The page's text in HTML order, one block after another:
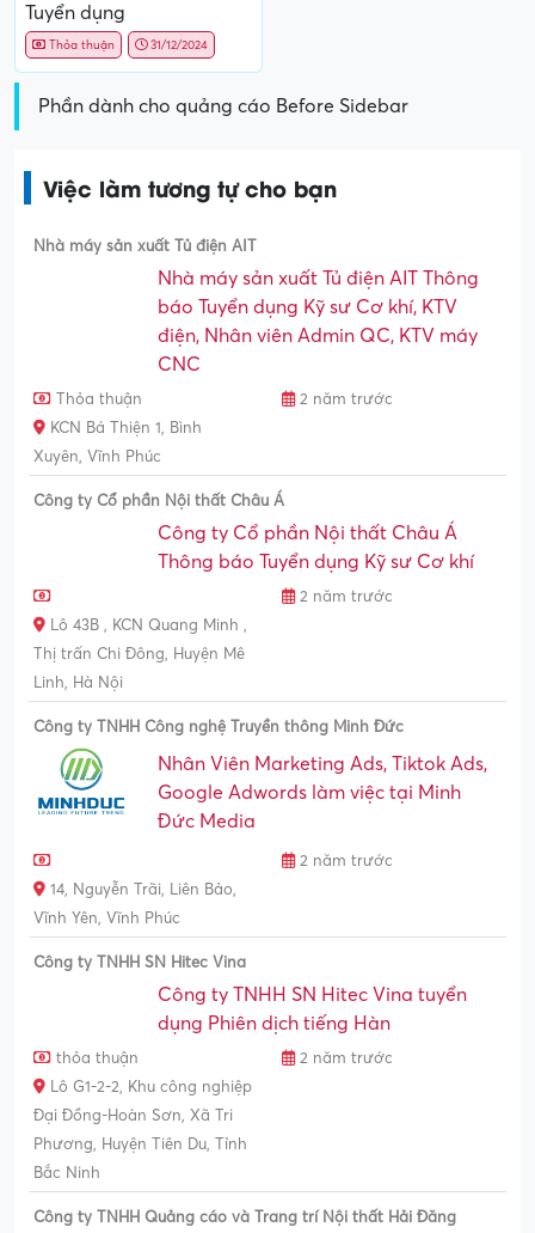
Tuyển dụng
Thỏa thuận 31/12/2024
Phần dành cho quảng cáo Before Sidebar
Việc làm tương tự cho bạn
Nhà máy sản xuất Tủ điện AIT
Nhà máy sản xuất Tủ điện AIT Thông
báo Tuyển dụng Kỹ sư Cơ khí, KTV
điện, Nhân viên Admin QC, KTV máy
CNC
Thỏa thuận
2 năm trước
KCN Bá Thiện 1, Bình
Xuyên, Vĩnh Phúc
Công ty Cổ phần Nội thất Châu Á
Công ty Cổ phần Nội thất Châu Á
Thông báo Tuyển dụng Kỹ sư Cơ khí
2 năm trước
Lô 43B , KCN Quang Minh ,
Thị trấn Chi Đông, Huyện Mê
Linh, Hà Nội
Công ty TNHH Công nghệ Truyền thông Minh Đức
Nhân Viên Marketing Ads, Tiktok Ads,
Google Adwords làm việc tại Minh
Đức Media
2 năm trước
14, Nguyễn Trãi, Liên Bảo,
Vĩnh Yên, Vĩnh Phúc
Công ty TNHH SN Hitec Vina
Công ty TNHH SN Hitec Vina tuyển
dụng Phiên dịch tiếng Hàn
thỏa thuận
2 năm trước
Lô G1-2-2, Khu công nghiệp
Đại Đồng-Hoàn Sơn, Xã Tri
Phương, Huyện Tiên Du, Tỉnh
Bắc Ninh
Công ty TNHH Quảng cáo và Trang trí Nội thất Hải Đăng